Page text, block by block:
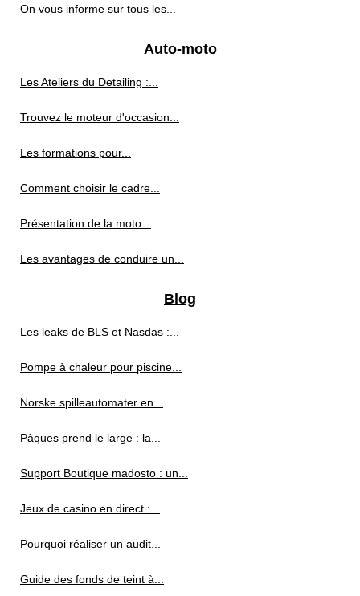
On vous informe sur tous les...
Auto-moto
Les Ateliers du Detailing :...
Trouvez le moteur d'occasion...
Les formations pour...
Comment choisir le cadre...
Présentation de la moto...
Les avantages de conduire un...
Blog
Les leaks de BLS et Nasdas :...
Pompe à chaleur pour piscine...
Norske spilleautomater en...
Pâques prend le large : la...
Support Boutique madosto : un...
Jeux de casino en direct :...
Pourquoi réaliser un audit...
Guide des fonds de teint à...